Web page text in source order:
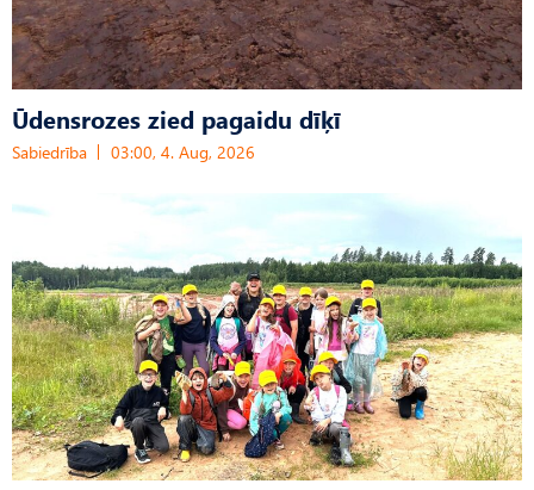
Ūdensrozes zied pagaidu dīķī
Sabiedrība 03:00, 4. Aug, 2026